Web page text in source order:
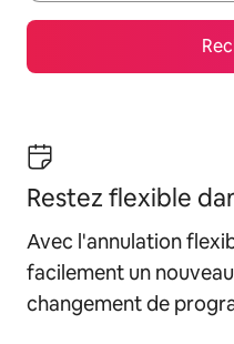
Restez flexible
Avec l'annulation
facilement un
changement de